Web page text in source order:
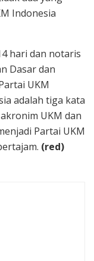
Indonesia
hari dan notaris
Dasar dan
UKM
adalah tiga kata
UKM dan
Partai UKM
(red)